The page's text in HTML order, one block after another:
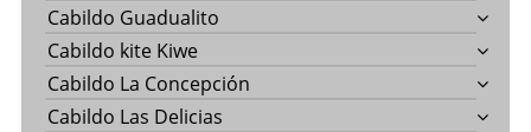
Cabildo Guadualito
Cabildo kite Kiwe
Cabildo La Concepción
Cabildo Las Delicias